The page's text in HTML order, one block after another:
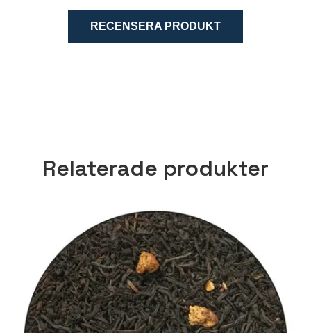
RECENSERA PRODUKT
Relaterade produkter